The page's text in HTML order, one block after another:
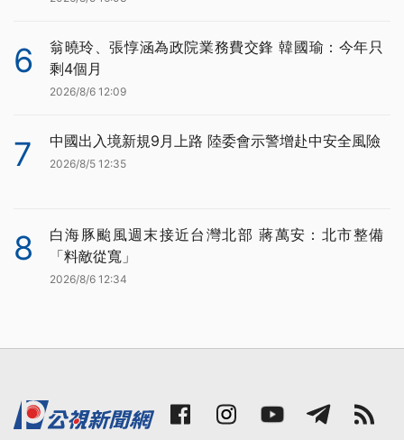
6
翁曉玲、張惇涵為政院業務費交鋒 韓國瑜：今年只
剩4個月
2026/8/6 12:09
7 中國出入境新規9月上路 陸委會示警增赴中安全風險
2026/8/5 12:35
8
白海豚颱風週末接近台灣北部 蔣萬安：北市整備
「料敵從寬」
2026/8/6 12:34